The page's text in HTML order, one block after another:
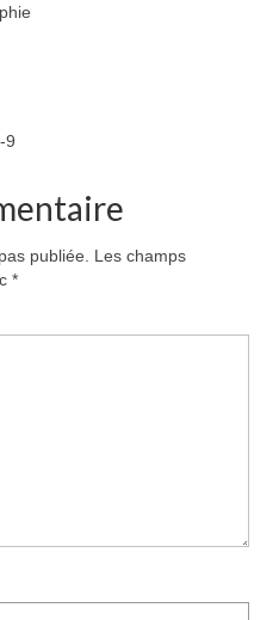
9
publiée.
Les champs
*